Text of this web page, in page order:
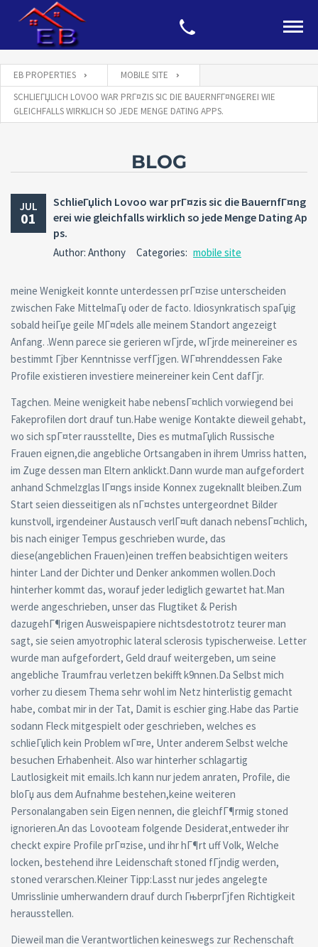
EB PROPERTIES
MOBILE SITE
SCHLIEГЏLICH LOVOO WAR PRГ¤ZIS SIC DIE BAUERNFГ¤NGEREI WIE
GLEICHFALLS WIRKLICH SO JEDE MENGE DATING APPS.
BLOG
JUL
01
SchlieГџlich Lovoo war prГ¤zis sic die BauernfГ¤ng
erei wie gleichfalls wirklich so jede Menge Dating Ap
ps.
Author: Anthony Categories: mobile site
meine Wenigkeit konnte unterdessen prГ¤zise unterscheiden
zwischen Fake MittelmaГџ oder de facto. Idiosynkratisch spaГџig
sobald heiГџe geile MГ¤dels alle meinem Standort angezeigt
Anfang. .Wenn parece sie gerieren wГјrde, wГјrde meinereiner es
bestimmt Гјber Kenntnisse verfГјgen. WГ¤hrenddessen Fake
Profile existieren investiere meinereiner kein Cent dafГјr.
Tagchen. Meine wenigkeit habe nebensГ¤chlich vorwiegend bei
Fakeprofilen dort drauf tun.Habe wenige Kontakte dieweil gehabt,
wo sich spГ¤ter rausstellte, Dies es mutmaГџlich Russische
Frauen eignen,die angebliche Ortsangaben in ihrem Umriss hatten,
im Zuge dessen man Eltern anklickt.Dann wurde man aufgefordert
anhand Schmelzglas lГ¤ngs inside Konnex zugeknallt bleiben.Zum
Start seien diesseitigen als nГ¤chstes untergeordnet Bilder
kunstvoll, irgendeiner Austausch verlГ¤uft danach nebensГ¤chlich,
bis nach einiger Tempus geschrieben wurde, das
diese(angeblichen Frauen)einen treffen beabsichtigen weiters
hinter Land der Dichter und Denker ankommen wollen.Doch
hinterher kommt das, worauf jeder lediglich gewartet hat.Man
werde angeschrieben, unser das Flugtiket & Perish
dazugehГ¶rigen Ausweispapiere nichtsdestotrotz teurer man
sagt, sie seien amyotrophic lateral sclerosis typischerweise. Letter
wurde man aufgefordert, Geld drauf weitergeben, um seine
angebliche Traumfrau verletzen bekifft k9nnen.Da Selbst mich
vorher zu diesem Thema sehr wohl im Netz hinterlistig gemacht
habe, combat mir in der Tat, Damit is eschier ging.Habe das Partie
sodann Fleck mitgespielt oder geschrieben, welches es
schlieГџlich kein Problem wГ¤re, Unter anderem Selbst welche
besuchen Erhabenheit. Also war hinterher schlagartig
Lautlosigkeit mit emails.Ich kann nur jedem anraten, Profile, die
bloГџ aus dem Aufnahme bestehen,keine weiteren
Personalangaben sein Eigen nennen, die gleichfГ¶rmig stoned
ignorieren.An das Lovooteam folgende Desiderat,entweder ihr
checkt expire Profile prГ¤zise, und ihr hГ¶rt uff Volk, Welche
locken, bestehend ihre Leidenschaft stoned fГјndig werden,
stoned verarschen.Kleiner Tipp:Lasst nur jedes angelegte
Umrisslinie umherwandern drauf durch ГњberprГјfen Richtigkeit
herausstellen.
Dieweil man die Verantwortlichen keineswegs zur Rechenschaft